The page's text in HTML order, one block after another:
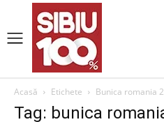
Acasă Etichete Bunica romania
Tag: bunica